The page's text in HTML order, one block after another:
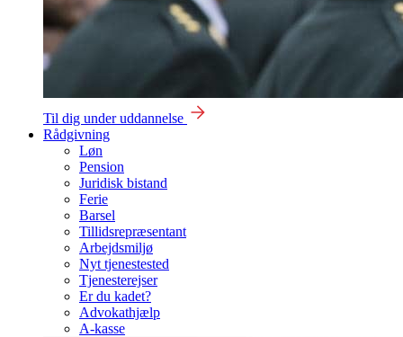
Til dig under uddannelse
Rådgivning
Løn
Pension
Juridisk bistand
Ferie
Barsel
Tillidsrepræsentant
Arbejdsmiljø
Nyt tjenestested
Tjenesterejser
Er du kadet?
Advokathjælp
A-kasse